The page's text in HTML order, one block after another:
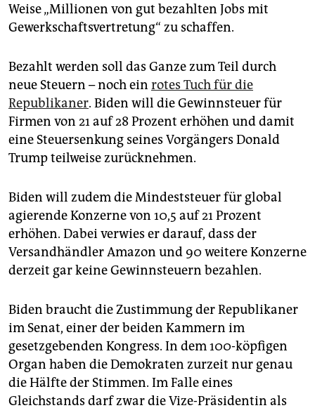
Weise „Millionen von gut bezahlten Jobs mit
Gewerkschaftsvertretung“ zu schaffen.
Bezahlt werden soll das Ganze zum Teil durch
neue Steuern – noch ein rotes Tuch für die
Republikaner. Biden will die Gewinnsteuer für
Firmen von 21 auf 28 Prozent erhöhen und damit
eine Steuersenkung seines Vorgängers Donald
Trump teilweise zurücknehmen.
Biden will zudem die Mindeststeuer für global
agierende Konzerne von 10,5 auf 21 Prozent
erhöhen. Dabei verwies er darauf, dass der
Versandhändler Amazon und 90 weitere Konzerne
derzeit gar keine Gewinnsteuern bezahlen.
Biden braucht die Zustimmung der Republikaner
im Senat, einer der beiden Kammern im
gesetzgebenden Kongress. In dem 100-köpfigen
Organ haben die Demokraten zurzeit nur genau
die Hälfte der Stimmen. Im Falle eines
Gleichstands darf zwar die Vize-Präsidentin als